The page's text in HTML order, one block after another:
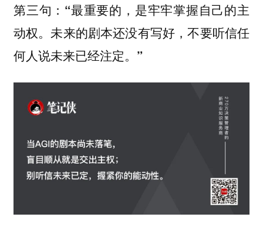
第三句：“最重要的，是牢牢掌握自己的主
动权。未来的剧本还没有写好，不要听信任
何人说未来已经注定。”